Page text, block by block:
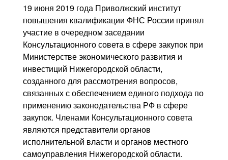
19 июня 2019 года Приволжский институт
повышения квалификации ФНС России принял
участие в очередном заседании
Консультационного совета в сфере закупок при
Министерстве экономического развития и
инвестиций Нижегородской области,
созданного для рассмотрения вопросов,
связанных с обеспечением единого подхода по
применению законодательства РФ в сфере
закупок. Членами Консультационного совета
являются представители органов
исполнительной власти и органов местного
самоуправления Нижегородской области.